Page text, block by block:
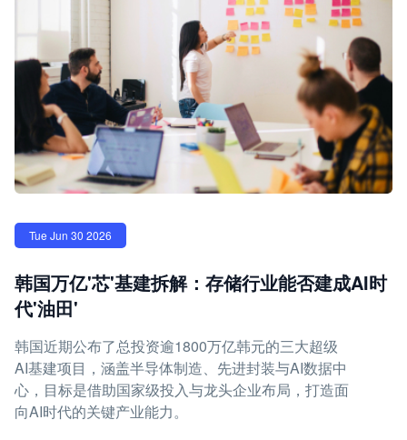
Tue Jun 30 2026
韩国万亿'芯'基建拆解：存储行业能否建成AI时
代'油田'
韩国近期公布了总投资逾1800万亿韩元的三大超级
AI基建项目，涵盖半导体制造、先进封装与AI数据中
心，目标是借助国家级投入与龙头企业布局，打造面
向AI时代的关键产业能力。